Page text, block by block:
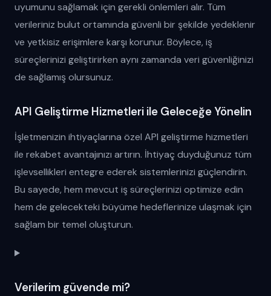
uyumunu sağlamak için gerekli önlemleri alır. Tüm
verileriniz bulut ortamında güvenli bir şekilde yedeklenir
ve yetkisiz erişimlere karşı korunur. Böylece, iş
süreçlerinizi geliştirirken aynı zamanda veri güvenliğinizi
de sağlamış olursunuz.
API Geliştirme Hizmetleri ile Geleceğe Yönelin
İşletmenizin ihtiyaçlarına özel API geliştirme hizmetleri
ile rekabet avantajınızı artırın. İhtiyaç duyduğunuz tüm
işlevsellikleri entegre ederek sistemlerinizi güçlendirin.
Bu sayede, hem mevcut iş süreçlerinizi optimize edin
hem de gelecekteki büyüme hedeflerinize ulaşmak için
sağlam bir temel oluşturun.
Verilerim güvende mi?